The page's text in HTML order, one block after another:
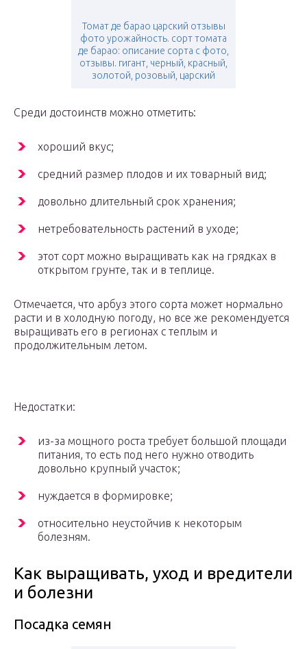
Томат де барао царский отзывы
фото урожайность. сорт томата
де барао: описание сорта с фото,
отзывы. гигант, черный, красный,
золотой, розовый, царский
Среди достоинств можно отметить:
хороший вкус;
средний размер плодов и их товарный вид;
довольно длительный срок хранения;
нетребовательность растений в уходе;
этот сорт можно выращивать как на грядках в
открытом грунте, так и в теплице.
Отмечается, что арбуз этого сорта может нормально
расти и в холодную погоду, но все же рекомендуется
выращивать его в регионах с теплым и
продолжительным летом.
Недостатки:
из-за мощного роста требует большой площади
питания, то есть под него нужно отводить
довольно крупный участок;
нуждается в формировке;
относительно неустойчив к некоторым
болезням.
Как выращивать, уход и вредители
и болезни
Посадка семян